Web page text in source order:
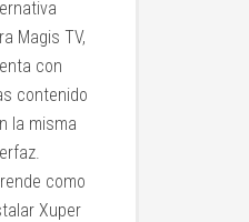
Magis TV,
con
contenido
la misma
como
Xuper